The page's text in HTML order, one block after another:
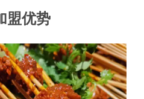
盟优势